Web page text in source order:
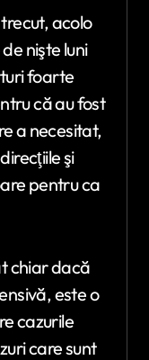
acolo
nişte luni
foarte
că au fost
a necesitat,
şi
pentru ca
chiar dacă
este o
cazurile
care sunt